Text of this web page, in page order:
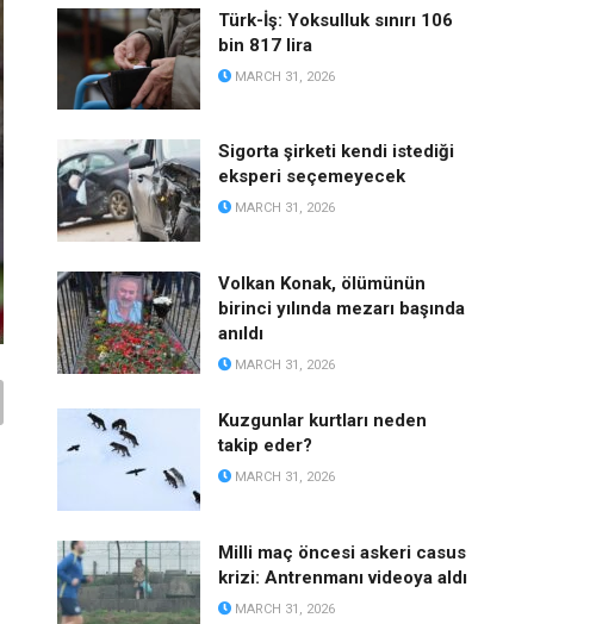
Türk-İş: Yoksulluk sınırı 106
bin 817 lira
MARCH 31, 2026
Sigorta şirketi kendi istediği
eksperi seçemeyecek
MARCH 31, 2026
Volkan Konak, ölümünün
birinci yılında mezarı başında
anıldı
MARCH 31, 2026
Kuzgunlar kurtları neden
takip eder?
MARCH 31, 2026
Milli maç öncesi askeri casus
krizi: Antrenmanı videoya aldı
MARCH 31, 2026